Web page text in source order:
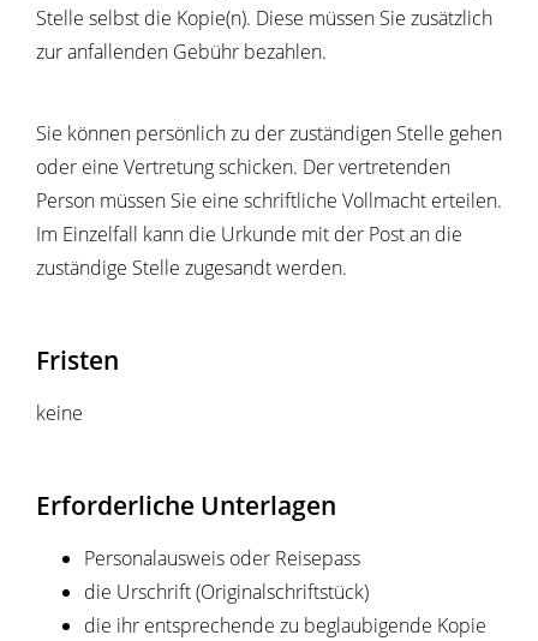
Stelle selbst die Kopie(n). Diese müssen Sie zusätzlich
zur anfallenden Gebühr bezahlen.
Sie können persönlich zu der zuständigen Stelle gehen
oder eine Vertretung schicken. Der vertretenden
Person müssen Sie eine schriftliche Vollmacht erteilen.
Im Einzelfall kann die Urkunde mit der Post an die
zuständige Stelle zugesandt werden.
Fristen
keine
Erforderliche Unterlagen
Personalausweis oder Reisepass
die Urschrift (Originalschriftstück)
die ihr entsprechende zu beglaubigende Kopie